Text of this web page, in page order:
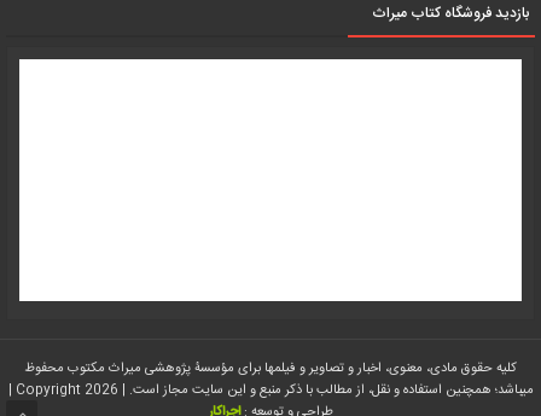
بازدید فروشگاه کتاب میراث
کلیه حقوق مادی، معنوی، اخبار و تصاویر و فیلمها برای مؤسسۀ پژوهشی میراث مکتوب محفوظ
میباشد؛ همچنین استفاده و نقل، از مطالب با ذکر منبع و این سایت مجاز است. | Copyright 2026 |